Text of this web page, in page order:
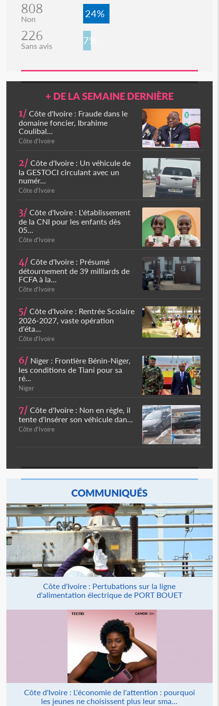
808
Non 24%
226
Sans avis 7%
+ DE LA SEMAINE DERNIÈRE
1/ Côte d'Ivoire : Fraude dans le
domaine foncier, Ibrahime
Coulibal...
Côte d'Ivoire
2/ Côte d'Ivoire : Un véhicule de
la GESTOCI circulant avec un
numér...
Côte d'Ivoire
3/ Côte d'Ivoire : L'établissement
de la CNI pour les enfants dès
05...
Côte d'Ivoire
4/ Côte d'Ivoire : Présumé
détournement de 39 milliards de
FCFA à la...
Côte d'Ivoire
5/ Côte d'Ivoire : Rentrée Scolaire
2026-2027, vaste opération
d'éta...
Côte d'Ivoire
6/ Niger : Frontière Bénin-Niger,
les conditions de Tiani pour sa
ré...
Niger
7/ Côte d'Ivoire : Non en règle, il
tente d'insérer son véhicule dan...
Côte d'Ivoire
COMMUNIQUÉS
Côte d'Ivoire : Pertubations sur la ligne
d'alimentation électrique de PORT BOUET
Côte d'Ivoire : L'économie de l'attention : pourquoi
les jeunes ne choisissent plus leur sma...